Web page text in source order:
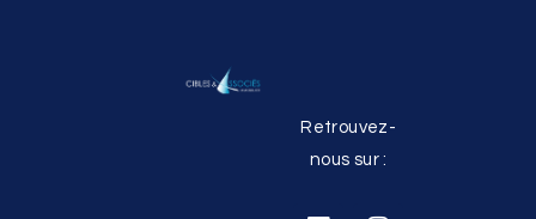
Retrouvez-
nous sur :